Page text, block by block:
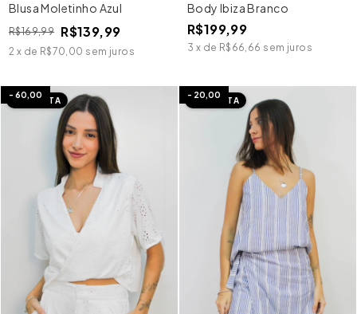
Blusa Moletinho Azul
R$169,99 R$139,99
2 x de R$70,00 sem juros
Body Ibiza Branco
R$199,99
3 x de R$66,66 sem juros
- 60,00
IMEDIATA
- 20,00
IMEDIATA